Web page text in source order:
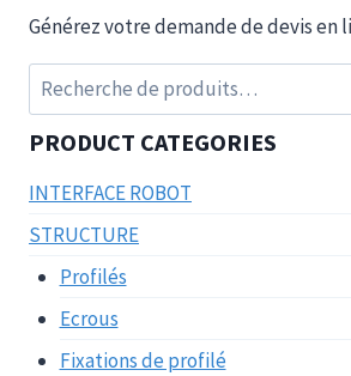
Générez votre demande de devis en
Recherche
pour :
PRODUCT CATEGORIES
INTERFACE ROBOT
STRUCTURE
Profilés
Ecrous
Fixations de profilé